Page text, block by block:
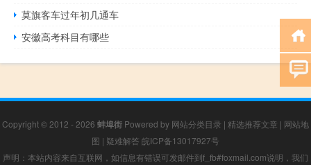
莫旗客车过年初几通车
安徽高考科目有哪些
Copyright © 2012 - 2026 蚌埠街 Powered by 网站分类目录 | 精选推荐文章 | 网站地
图 | 疑难解答 皖ICP备13017927号
声明：本站内容来自互联网，如信息有错误可发邮件到f_fb#foxmail.com说明，我们